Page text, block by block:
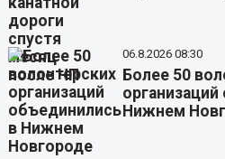
06.8.2026 08:30
Более 50
Нижнем